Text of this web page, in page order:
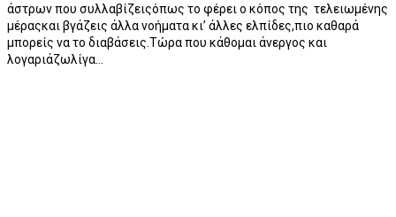
άστρων που συλλαβίζειςόπως το φέρει ο κόπος της τελειωμένης
μέραςκαι βγάζεις άλλα νοήματα κι’ άλλες ελπίδες,πιο καθαρά
μπορείς να το διαβάσεις.Τώρα που κάθομαι άνεργος και
λογαριάζωλίγα...